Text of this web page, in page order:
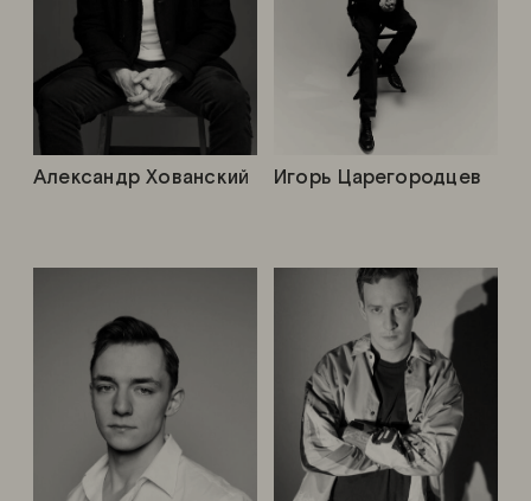
Александр Хованский Игорь Царегородцев